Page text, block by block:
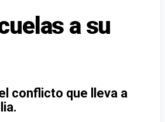
a su
conflicto que lleva a